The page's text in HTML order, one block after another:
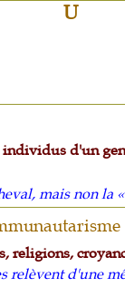
U
d'un
mais non la
religions,
relèvent d'une